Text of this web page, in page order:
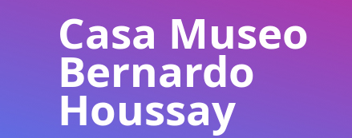
Casa Museo
Bernardo
Houssay